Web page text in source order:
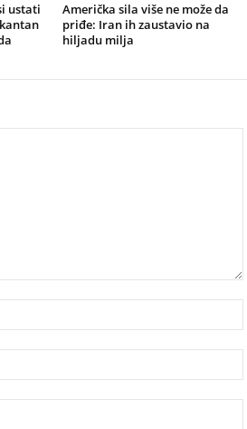
ustati
Američka sila više ne može da
priđe: Iran ih zaustavio na
hiljadu milja